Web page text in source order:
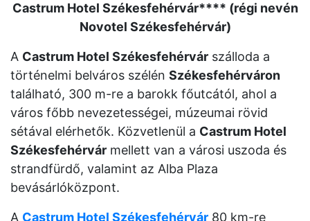
Castrum Hotel Székesfehérvár**** (régi nevén
Novotel Székesfehérvár)
A Castrum Hotel Székesfehérvár szálloda a
történelmi belváros szélén Székesfehérváron
található, 300 m-re a barokk főutcától, ahol a
város főbb nevezetességei, múzeumai rövid
sétával elérhetők. Közvetlenül a Castrum Hotel
Székesfehérvár mellett van a városi uszoda és
strandfürdő, valamint az Alba Plaza
bevásárlóközpont.
A Castrum Hotel Székesfehérvár 80 km-re